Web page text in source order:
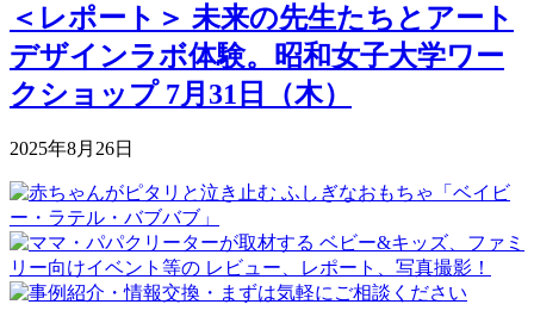
＜レポート＞ 未来の先生たちとアート
デザインラボ体験。昭和女子大学ワー
クショップ 7月31日（木）
2025年8月26日